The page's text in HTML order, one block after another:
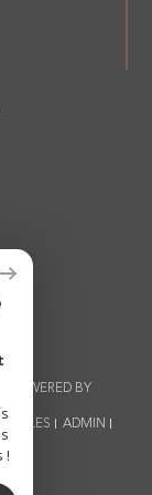
POWERED BY
ADMIN
!